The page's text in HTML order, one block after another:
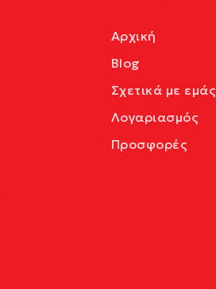
Αρχική
Blog
Σχετικά με εμάς
Λογαριασμός
Προσφορές